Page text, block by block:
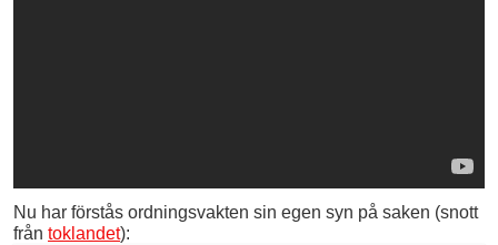
Nu har förstås ordningsvakten sin egen syn på saken (snott
från toklandet):